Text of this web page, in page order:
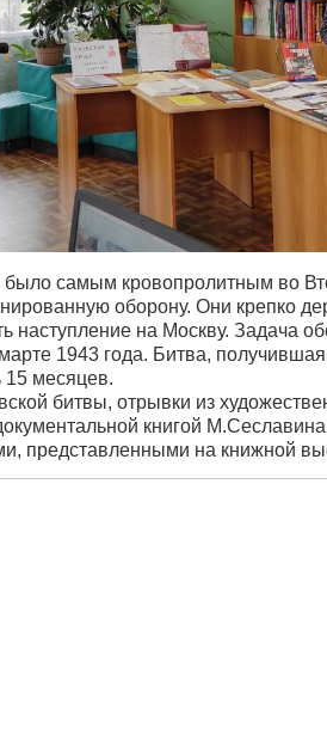
самым кровопролитным во
оборону. Они крепко
наступление на Москву. Задача
1943 года. Битва,
15 месяцев.
битвы, отрывки из
книгой
представленными на книжной